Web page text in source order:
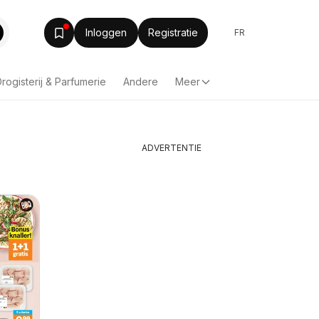
Inloggen Registratie FR
& Parfumerie Andere Meer
ADVERTENTIE